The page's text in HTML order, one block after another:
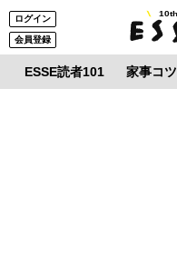
ログイン
会員登録
ESSE読者101 家事コツ